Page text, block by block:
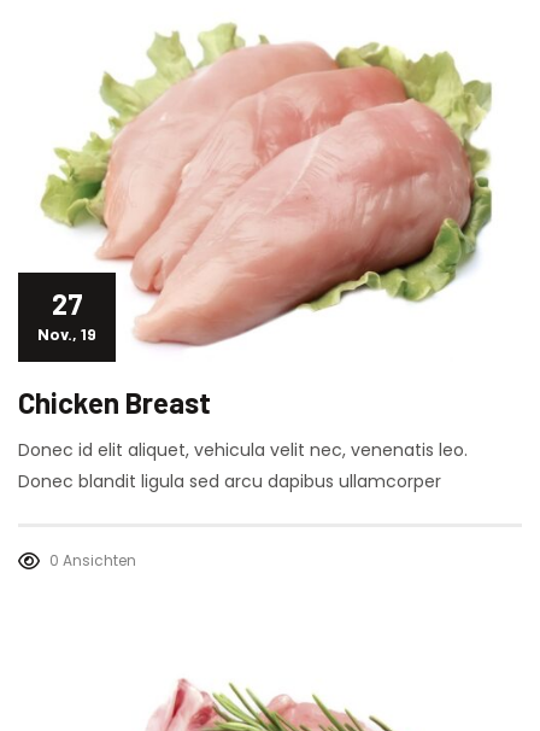
27
Nov., 19
Chicken Breast
Donec id elit aliquet, vehicula velit nec, venenatis leo.
Donec blandit ligula sed arcu dapibus ullamcorper
0 Ansichten